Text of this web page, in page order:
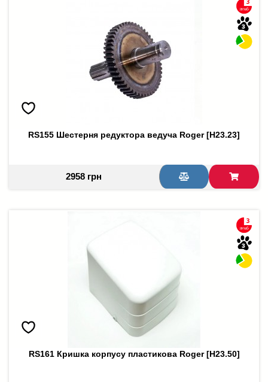
RS155 Шестерня редуктора ведуча Roger [H23.23]
2958 грн
RS161 Кришка корпусу пластикова Roger [H23.50]